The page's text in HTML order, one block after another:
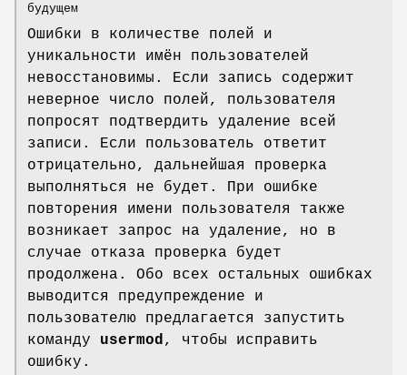
будущем
Ошибки в количестве полей и
уникальности имён пользователей
невосстановимы. Если запись содержит
неверное число полей, пользователя
попросят подтвердить удаление всей
записи. Если пользователь ответит
отрицательно, дальнейшая проверка
выполняться не будет. При ошибке
повторения имени пользователя также
возникает запрос на удаление, но в
случае отказа проверка будет
продолжена. Обо всех остальных ошибках
выводится предупреждение и
пользователю предлагается запустить
команду usermod , чтобы исправить
ошибку.